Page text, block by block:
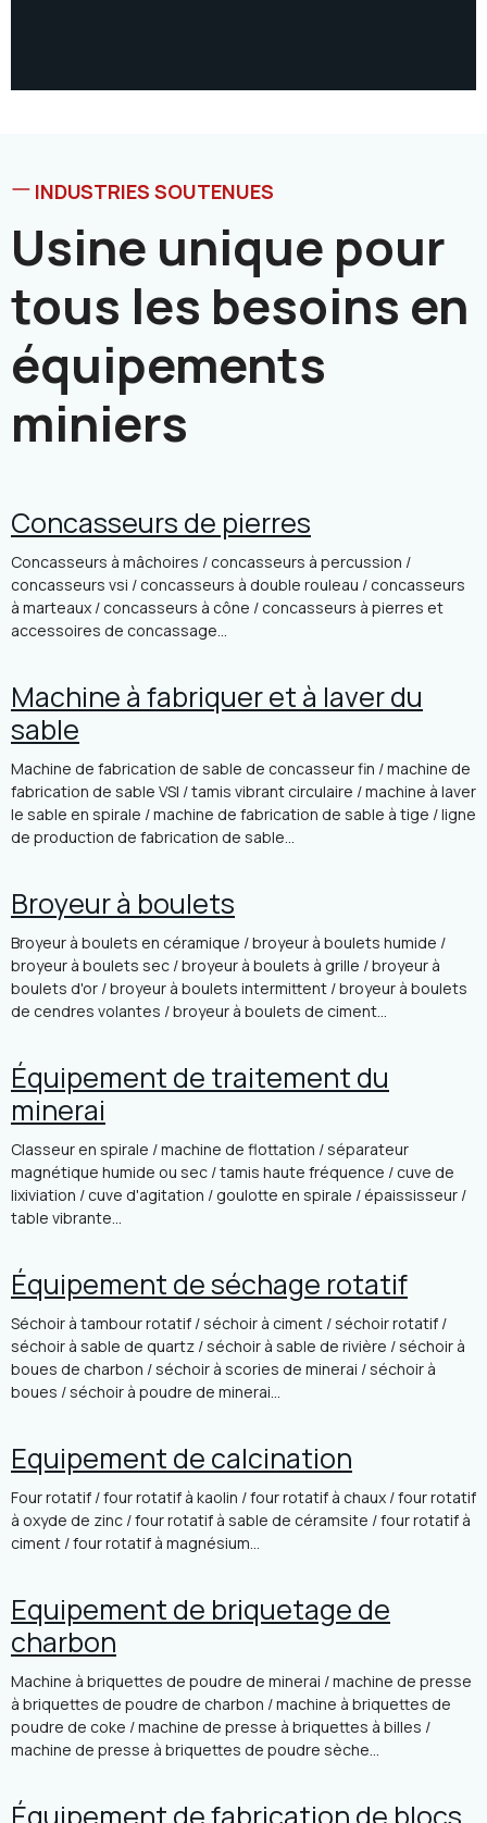
INDUSTRIES SOUTENUES
Usine unique pour
tous les besoins en
équipements
miniers
Concasseurs de pierres
Concasseurs à mâchoires / concasseurs à percussion /
concasseurs vsi / concasseurs à double rouleau / concasseurs
à marteaux / concasseurs à cône / concasseurs à pierres et
accessoires de concassage...
Machine à fabriquer et à laver du
sable
Machine de fabrication de sable de concasseur fin / machine de
fabrication de sable VSI / tamis vibrant circulaire / machine à laver
le sable en spirale / machine de fabrication de sable à tige / ligne
de production de fabrication de sable...
Broyeur à boulets
Broyeur à boulets en céramique / broyeur à boulets humide /
broyeur à boulets sec / broyeur à boulets à grille / broyeur à
boulets d'or / broyeur à boulets intermittent / broyeur à boulets
de cendres volantes / broyeur à boulets de ciment...
Équipement de traitement du
minerai
Classeur en spirale / machine de flottation / séparateur
magnétique humide ou sec / tamis haute fréquence / cuve de
lixiviation / cuve d'agitation / goulotte en spirale / épaississeur /
table vibrante...
Équipement de séchage rotatif
Séchoir à tambour rotatif / séchoir à ciment / séchoir rotatif /
séchoir à sable de quartz / séchoir à sable de rivière / séchoir à
boues de charbon / séchoir à scories de minerai / séchoir à
boues / séchoir à poudre de minerai...
Equipement de calcination
Four rotatif / four rotatif à kaolin / four rotatif à chaux / four rotatif
à oxyde de zinc / four rotatif à sable de céramsite / four rotatif à
ciment / four rotatif à magnésium...
Equipement de briquetage de
charbon
Machine à briquettes de poudre de minerai / machine de presse
à briquettes de poudre de charbon / machine à briquettes de
poudre de coke / machine de presse à briquettes à billes /
machine de presse à briquettes de poudre sèche...